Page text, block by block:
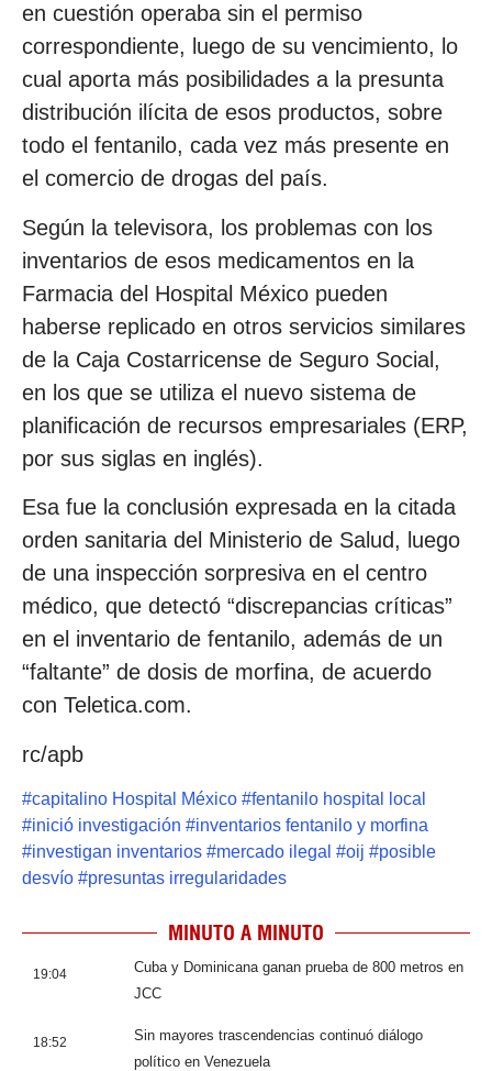
en cuestión operaba sin el permiso
correspondiente, luego de su vencimiento, lo
cual aporta más posibilidades a la presunta
distribución ilícita de esos productos, sobre
todo el fentanilo, cada vez más presente en
el comercio de drogas del país.
Según la televisora, los problemas con los
inventarios de esos medicamentos en la
Farmacia del Hospital México pueden
haberse replicado en otros servicios similares
de la Caja Costarricense de Seguro Social,
en los que se utiliza el nuevo sistema de
planificación de recursos empresariales (ERP,
por sus siglas en inglés).
Esa fue la conclusión expresada en la citada
orden sanitaria del Ministerio de Salud, luego
de una inspección sorpresiva en el centro
médico, que detectó “discrepancias críticas”
en el inventario de fentanilo, además de un
“faltante” de dosis de morfina, de acuerdo
con Teletica.com.
rc/apb
#capitalino Hospital México #fentanilo hospital local
#inició investigación #inventarios fentanilo y morfina
#investigan inventarios #mercado ilegal #oij #posible
desvío #presuntas irregularidades
MINUTO A MINUTO
19:04
Cuba y Dominicana ganan prueba de 800 metros en
JCC
18:52
Sin mayores trascendencias continuó diálogo
político en Venezuela